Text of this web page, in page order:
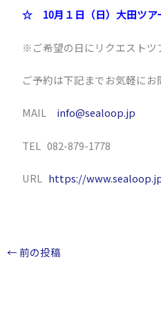
☆ 10月１日（日）大田ツア
※ご希望の日にリクエストツ
ご予約は下記までお気軽にお
MAIL info@sealoop.jp
TEL 082-879-1778
URL https://
← 前の投稿